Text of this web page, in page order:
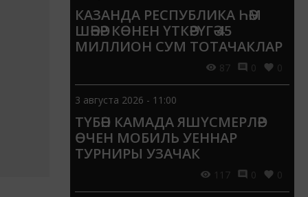
КАЗАНДА РЕСПУБЛИКА ҺӘМ
ШӘҺӘР КӨНЕН ҮТКӘРҮГӘ 45
МИЛЛИОН СУМ ТОТАЧАКЛАР
87 0 0
3 августа 2026 - 11:00
ТҮБӘН КАМАДА ЯШҮСМЕРЛӘР
ӨЧЕН МОБИЛЬ УЕННАР
ТУРНИРЫ УЗАЧАК
117 0 0